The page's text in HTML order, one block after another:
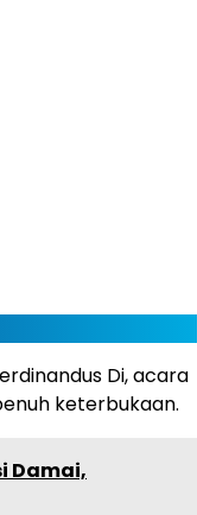
Di, acara
keterbukaan.
Damai,